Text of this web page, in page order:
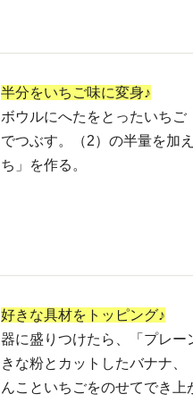
半分をいちご味に変身♪
ボウルにへたをとったいち
でつぶす。（2）の半量を加
ち」を作る。
好きな具材をトッピング♪
器に盛りつけたら、「プレー
きな粉とカットしたバナナ
んこといちごをのせてでき上